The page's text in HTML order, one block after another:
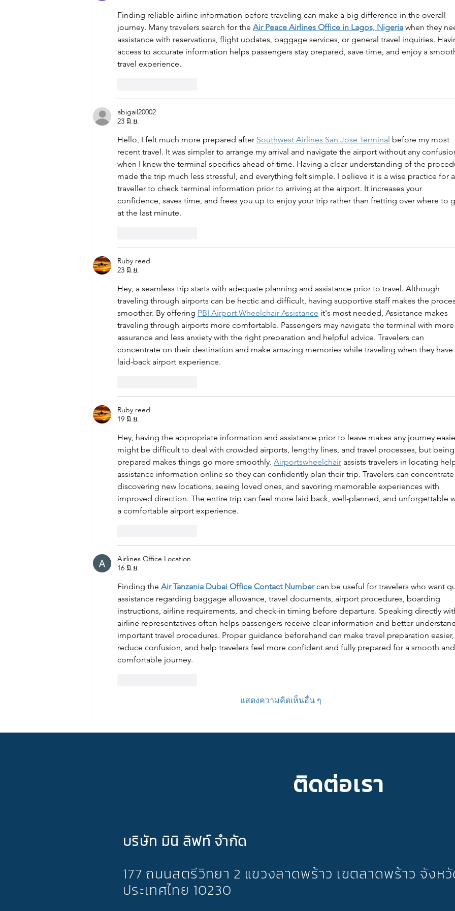
Finding reliable airline information before traveling can make a big difference in the overall
journey. Many travelers search for the Air Peace Airlines Office in Lagos, Nigeria when they
assistance with reservations, flight updates, baggage services, or general travel inquiries.
access to accurate information helps passengers stay prepared, save time, and enjoy a
travel experience.
abigail20002
23 มิ.ย.
Hello, I felt much more prepared after Southwest Airlines San Jose Terminal before my most
recent travel. It was simpler to arrange my arrival and navigate the airport without any
when I knew the terminal specifics ahead of time. Having a clear understanding of the
made the trip much less stressful, and everything felt simple. I believe it is a wise practice for
traveller to check terminal information prior to arriving at the airport. It increases your
confidence, saves time, and frees you up to enjoy your trip rather than fretting over where to
at the last minute.
Ruby reed
23 มิ.ย.
Hey, a seamless trip starts with adequate planning and assistance prior to travel. Although
traveling through airports can be hectic and difficult, having supportive staff makes the
smoother. By offering PBI Airport Wheelchair Assistance it's most needed, Assistance makes
traveling through airports more comfortable. Passengers may navigate the terminal with more
assurance and less anxiety with the right preparation and helpful advice. Travelers can
concentrate on their destination and make amazing memories while traveling when they have
laid-back airport experience.
Ruby reed
19 มิ.ย.
Hey, having the appropriate information and assistance prior to leave makes any journey
might be difficult to deal with crowded airports, lengthy lines, and travel processes, but being
prepared makes things go more smoothly. Airportswheelchair assists travelers in locating
assistance information online so they can confidently plan their trip. Travelers can
discovering new locations, seeing loved ones, and savoring memorable experiences with
improved direction. The entire trip can feel more laid back, well-planned, and unforgettable
a comfortable airport experience.
Airlines Office Location
16 มิ.ย.
Finding the Air Tanzania Dubai Office Contact Number can be useful for travelers who want
assistance regarding baggage allowance, travel documents, airport procedures, boarding
instructions, airline requirements, and check-in timing before departure. Speaking directly
airline representatives often helps passengers receive clear information and better
important travel procedures. Proper guidance beforehand can make travel preparation easier,
reduce confusion, and help travelers feel more confident and fully prepared for a smooth and
comfortable journey.
แสดงความคิดเห็นอื่น ๆ
ติดต่อเรา
บริษัท มินิ ลิฟท์ จำกัด
177 ถนนสตรีวิทยา 2 แขวงลาดพร้าว เขตลาดพร้าว จังห
ประเทศไทย 10230